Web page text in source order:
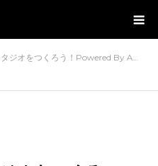
タジオをつくろう！Powered By A…